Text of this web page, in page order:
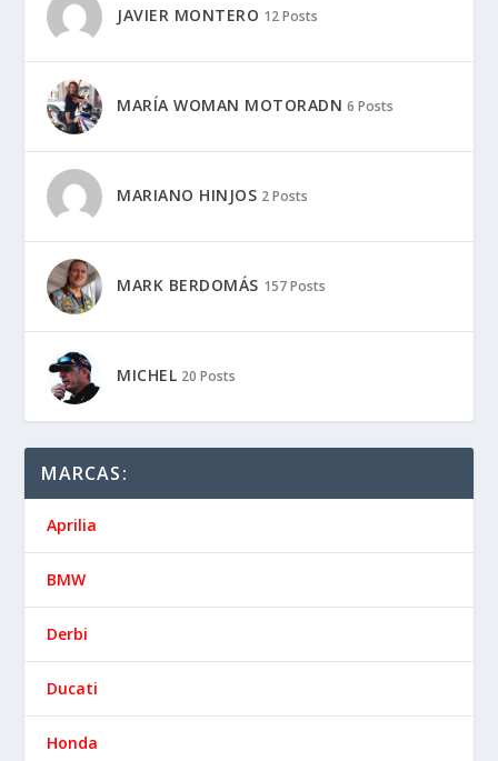
JAVIER MONTERO 12 Posts
MARÍA WOMAN MOTORADN 6 Posts
MARIANO HINJOS 2 Posts
MARK BERDOMÁS 157 Posts
MICHEL 20 Posts
MARCAS:
Aprilia
BMW
Derbi
Ducati
Honda